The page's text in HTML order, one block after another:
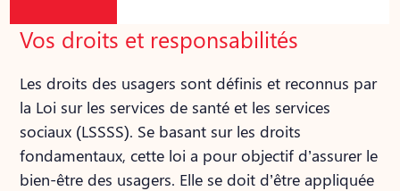
Vos droits et responsabilités
Les droits des usagers sont définis et reconnus par
la Loi sur les services de santé et les services
sociaux (LSSSS). Se basant sur les droits
fondamentaux, cette loi a pour objectif d’assurer le
bien-être des usagers. Elle se doit d’être appliquée